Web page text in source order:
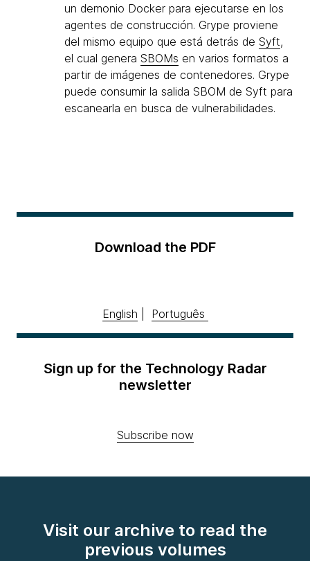
un demonio Docker para ejecutarse en los
agentes de construcción. Grype proviene
del mismo equipo que está detrás de Syft,
el cual genera SBOMs en varios formatos a
partir de imágenes de contenedores. Grype
puede consumir la salida SBOM de Syft para
escanearla en busca de vulnerabilidades.
Download the PDF
English Português
Sign up for the Technology Radar
newsletter
Subscribe now
Visit our archive to read the
previous volumes